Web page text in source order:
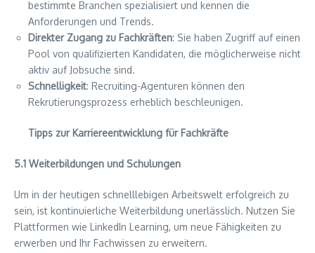
bestimmte Branchen spezialisiert und kennen die
Anforderungen und Trends.
Direkter Zugang zu Fachkräften: Sie haben Zugriff auf einen
Pool von qualifizierten Kandidaten, die möglicherweise nicht
aktiv auf Jobsuche sind.
Schnelligkeit: Recruiting-Agenturen können den
Rekrutierungsprozess erheblich beschleunigen.
Tipps zur Karriereentwicklung für Fachkräfte
5.1 Weiterbildungen und Schulungen
Um in der heutigen schnelllebigen Arbeitswelt erfolgreich zu
sein, ist kontinuierliche Weiterbildung unerlässlich. Nutzen Sie
Plattformen wie LinkedIn Learning, um neue Fähigkeiten zu
erwerben und Ihr Fachwissen zu erweitern.